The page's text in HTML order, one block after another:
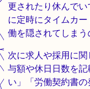
更されたり休んで
に定時にタイムカ
働を隠されてしまう
次に求人や採用に
与額や休日日数を
い」「労働契約書